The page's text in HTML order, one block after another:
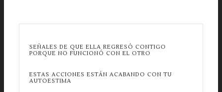
SEÑALES DE QUE ELLA REGRESÓ CONTIGO
PORQUE NO FUNCIONÓ CON EL OTRO
ESTAS ACCIONES ESTÁN ACABANDO CON TU
AUTOESTIMA